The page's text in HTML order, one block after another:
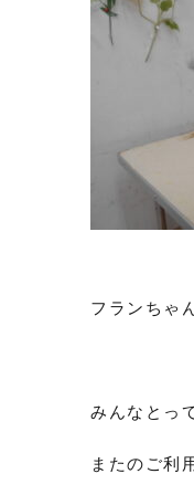
フランちゃ
みんなとっ
またのご利